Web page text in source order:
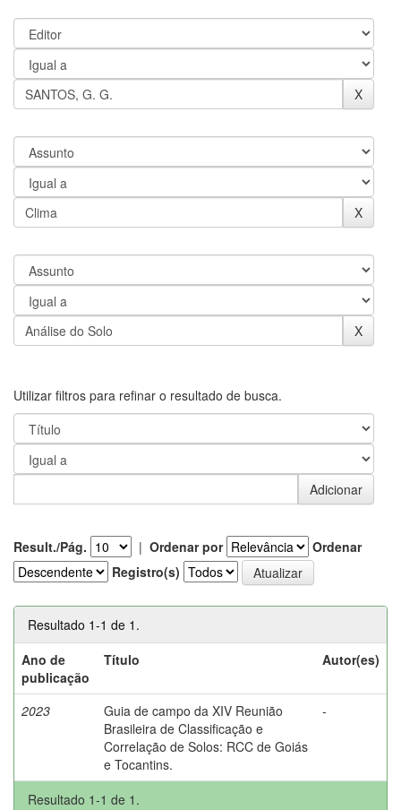
Utilizar filtros para refinar o resultado de busca.
Result./Pág. | Ordenar por
Ordenar
Registro(s)
Resultado 1-1 de 1.
Ano de
publicação
Título Autor(es)
2023
Guia de campo da XIV Reunião
Brasileira de Classificação e
Correlação de Solos: RCC de Goiás
e Tocantins.
-
Resultado 1-1 de 1.